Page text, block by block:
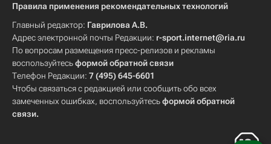
Правила применения рекомендательных технологий
Главный редактор: Гаврилова А.В.
Адрес электронной почты Редакции: r-sport.internet@ria.ru
По вопросам размещения пресс-релизов и рекламы
воспользуйтесьформой обратной связи
Телефон Редакции: 7 (495) 645-6601
Чтобы связаться с редакцией или сообщить обо всех
замеченных ошибках, воспользуйтесьформой обратной
связи.